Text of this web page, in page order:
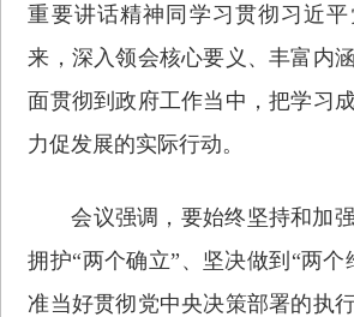
重要讲话精神同学习贯彻习近
来，深入领会核心要义、丰富内
面贯彻到政府工作当中，把学习
力促发展的实际行动。
会议强调，要始终坚持和加
拥护“两个确立”、坚决做到“两个
准当好贯彻党中央决策部署的执